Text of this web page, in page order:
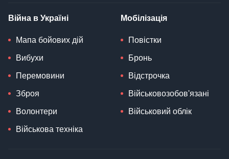
Війна в Україні
Мапа бойових дій
Вибухи
Перемовини
Зброя
Волонтери
Військова техніка
Мобілізація
Повістки
Бронь
Відстрочка
Військовозобов'язані
Військовий облік